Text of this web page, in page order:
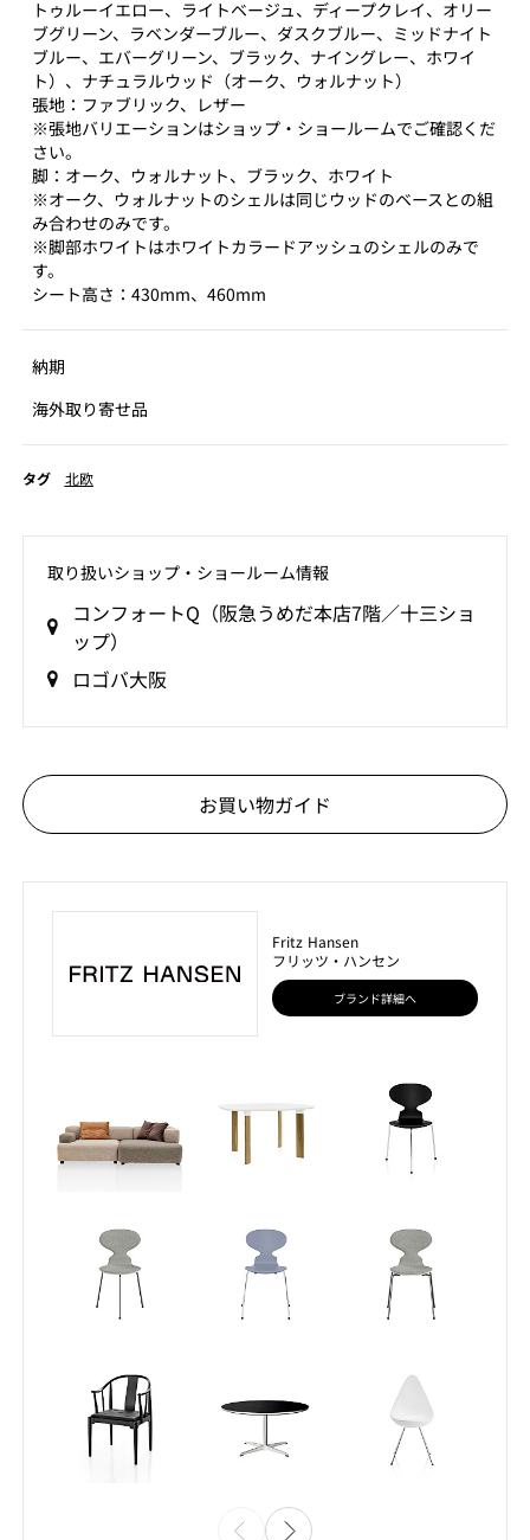
トゥルーイエロー、ライトベージュ、ディープクレイ、オリー
ブグリーン、ラベンダーブルー、ダスクブルー、ミッドナイト
ブルー、エバーグリーン、ブラック、ナイングレー、ホワイ
ト）、ナチュラルウッド（オーク、ウォルナット）
張地：ファブリック、レザー
※張地バリエーションはショップ・ショールームでご確認くだ
さい。
脚：オーク、ウォルナット、ブラック、ホワイト
※オーク、ウォルナットのシェルは同じウッドのベースとの組
み合わせのみです。
※脚部ホワイトはホワイトカラードアッシュのシェルのみで
す。
シート高さ：430mm、460mm
納期
海外取り寄せ品
タグ 北欧
取り扱いショップ‧ショールーム情報
コンフォートQ（阪急うめだ本店7階／十三ショ
ップ）
ロゴバ大阪
お買い物ガイド
Fritz Hansen
フリッツ・ハンセン
ブランド詳細へ